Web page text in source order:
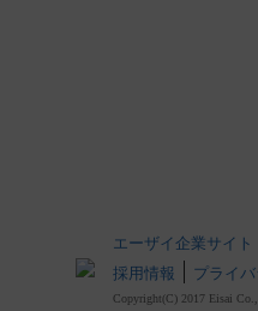
エーザイ企業サイト
採用情報
プライ
Copyright(C) 2017 Eisai